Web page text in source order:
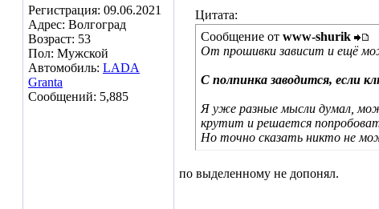
Регистрация: 09.06.2021
Адрес: Волгоград
Возраст: 53
Пол: Мужской
Автомобиль: LADA
Granta
Сообщений: 5,885
Цитата:
Сообщение от www-shurik
От прошивки зависит и ещё
С полпинка заводится, если
Я уже разные мысли думал,
крутит и решается
Но точно сказать никто не
по выделенному не допонял.